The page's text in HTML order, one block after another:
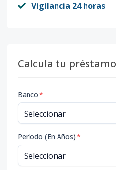
Vigilancia 24 horas
Calcula tu préstamo
Banco*
Período (En Años)*